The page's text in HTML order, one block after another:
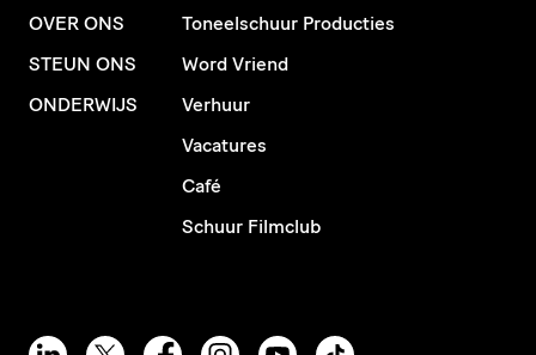
OVER ONS
STEUN ONS
ONDERWIJS
Toneelschuur Producties
Word Vriend
Verhuur
Vacatures
Café
Schuur Filmclub